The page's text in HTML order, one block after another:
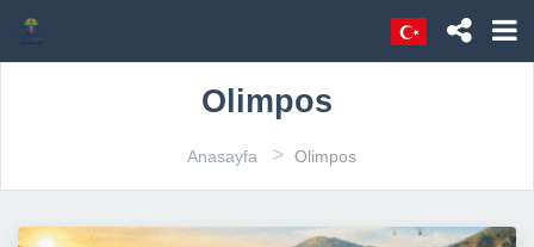
Olimpos
Anasayfa > Olimpos